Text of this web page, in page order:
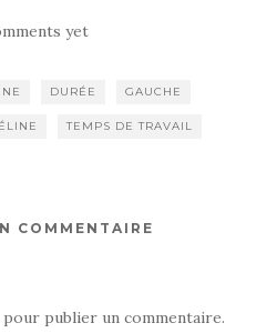
yet
DURÉE GAUCHE
TEMPS DE TRAVAIL
COMMENTAIRE
pour publier un commentaire.